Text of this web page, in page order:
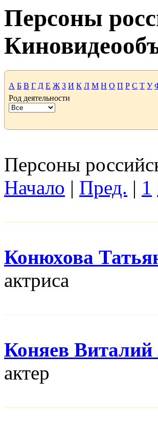
Персоны
А Б В Г Д Е Ж З И К Л М Н О П Р С Т У
Род деятельности
Персоны
Начало | Пред. | 1
Конюхова
актриса
Коняев Виталий
актер